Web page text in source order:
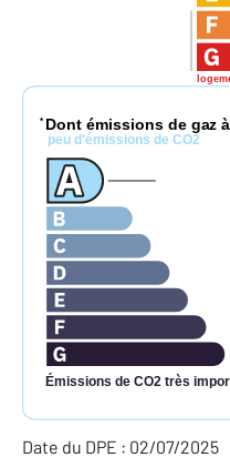
* Dont émissions de gaz
peu d'émissions de CO2
Émissions de CO2 très
Date du DPE : 02/07/2025